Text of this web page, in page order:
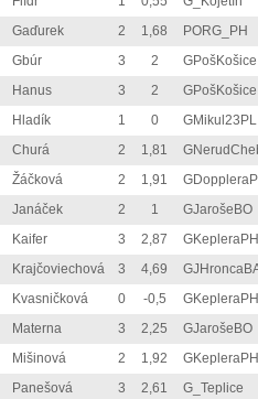
Gaďurek 2 1,68 PORG_PH
Gbúr 3 2 GPošKošice
Hanus 3 2 GPošKošice
Hladík 1 0 GMikul23PL
Churá 2 1,81
Žáčková 2 1,91
Janáček 2 1 GJarošeBO
Kaifer 3 2,87 GKepleraPH
Krajčoviechová 3 4,69
Kvasničková 0 -0,5 GKepleraPH
Materna 3 2,25 GJarošeBO
Mišinová 2 1,92 GKepleraPH
Panešová 3 2,61 G_Teplice